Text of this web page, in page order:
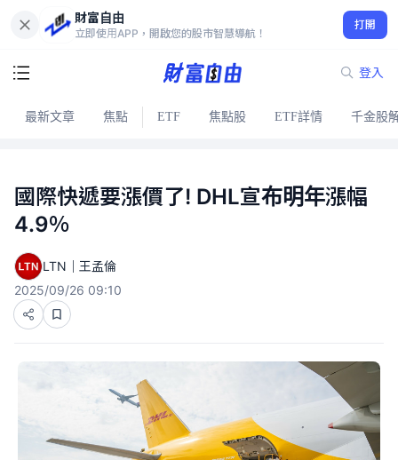
財富自由
立即使用APP，開啟您的股市智慧導航！
打開
登入
最新文章 焦點 ETF 焦點股 ETF詳情 千金股
國際快遞要漲價了! DHL宣布明年漲幅
4.9％
LTN｜王孟倫
2025/09/26 09:10